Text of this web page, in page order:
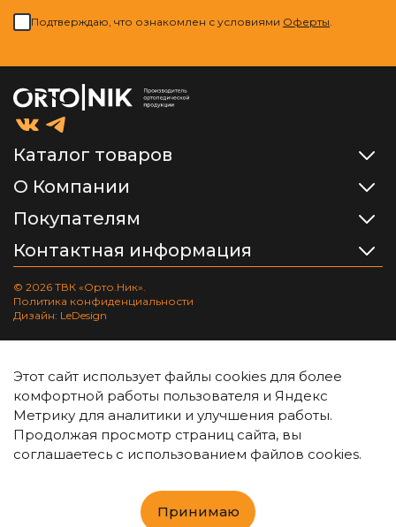
Подтверждаю, что ознакомлен с условиями Оферты.
Каталог товаров
О Компании
Покупателям
Контактная информация
© 2026 ТВК «Орто.Ник».
Политика конфиденциальности
Дизайн: LeDesign
Этот сайт использует файлы cookies для более
комфортной работы пользователя и Яндекс
Метрику для аналитики и улучшения работы.
Продолжая просмотр страниц сайта, вы
соглашаетесь с использованием файлов cookies.
Принимаю